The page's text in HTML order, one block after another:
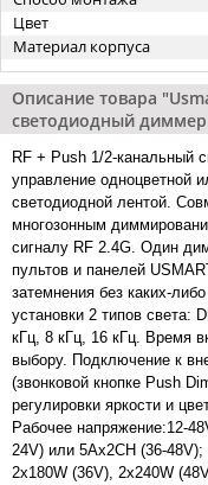
Цвет
Материал корпуса
Описание товара
светодиодный диммер
RF + Push 1/2-канальный
управление одноцветной
светодиодной лентой.
многозонным
сигналу RF 2.4G. Один
пультов и панелей
затемнения без каких-
установки 2 типов света:
кГц, 8 кГц, 16 кГц. Время
выбору. Подключение к
(звонковой кнопке Push
регулировки яркости и
Рабочее напряжение:12-
24V) или 5Aх2CH (36-
2x180W (36V), 2x240W